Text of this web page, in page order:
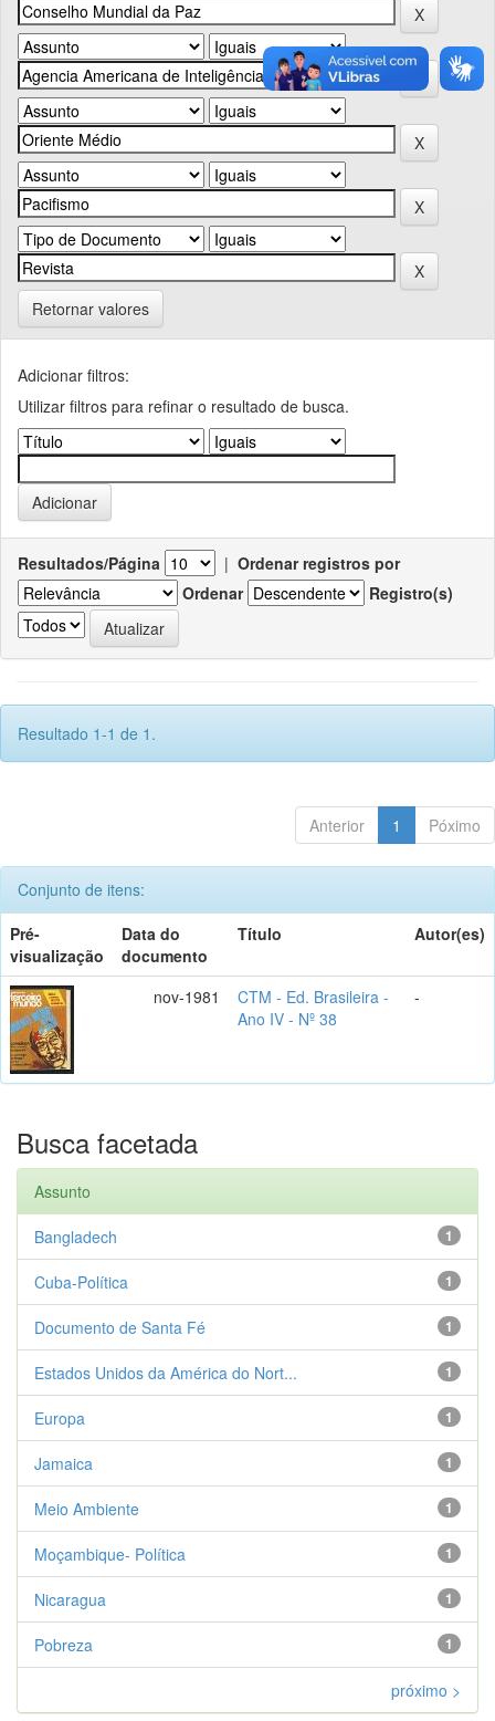
Retornar valores
Adicionar filtros:
Utilizar filtros para refinar o resultado de busca.
Resultados/Página | Ordenar registros por
Ordenar
Registro(s)
Resultado 1-1 de 1.
Anterior 1 Póximo
Conjunto de itens:
Pré-
visualização
Data do
documento
Título Autor(es)
nov-1981
CTM - Ed. Brasileira -
Ano IV - Nº 38
-
Busca facetada
Assunto
1
Bangladech
1
Cuba-Política
1
Documento de Santa Fé
1
Estados Unidos da América do Nort...
1
Europa
1
Jamaica
1
Meio Ambiente
1
Moçambique- Política
1
Nicaragua
1
Pobreza
próximo >